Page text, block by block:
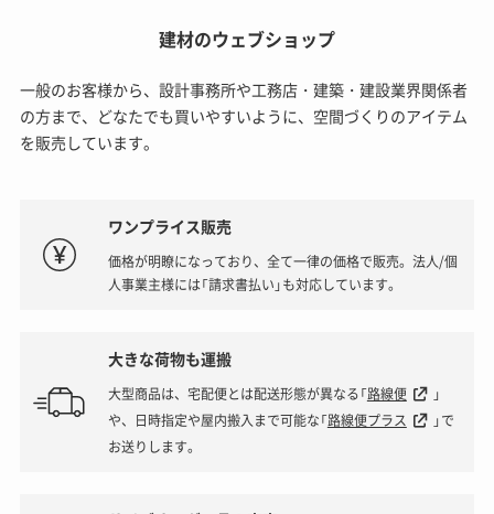
建材のウェブショップ
一般のお客様から、設計事務所や工務店・建築・建設業界関係者
の方まで、どなたでも買いやすいように、空間づくりのアイテム
を販売しています。
ワンプライス販売
価格が明瞭になっており、全て一律の価格で販売。法人/個
人事業主様には「請求書払い」も対応しています。
大きな荷物も運搬
大型商品は、宅配便とは配送形態が異なる「路線便
」
や、日時指定や屋内搬入まで可能な「路線便プラス
」で
お送りします。